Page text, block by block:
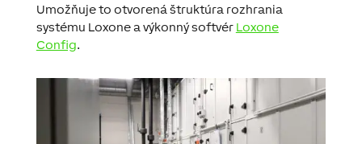
Umožňuje to otvorená štruktúra rozhrania
systému Loxone a výkonný softvér Loxone
Config.